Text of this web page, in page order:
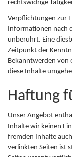
rechtswidrige
Verpflichtungen zur
Informationen nach
unberührt. Eine
Zeitpunkt der
Bekanntwerden von
diese Inhalte
Haftung
Unser Angebot
Inhalte wir keinen
fremden Inhalte
verlinkten Seiten ist